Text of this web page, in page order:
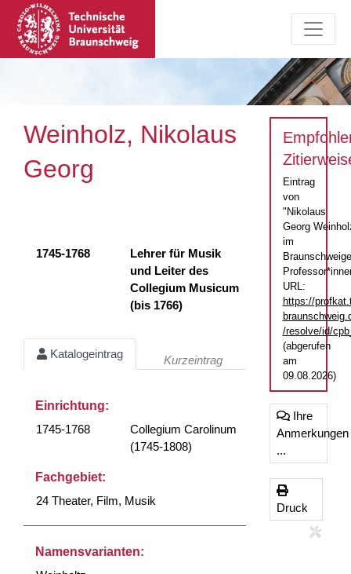
Weinholz, Nikolaus
Georg
1745-1768
Lehrer für Musik
und Leiter des
Collegium Musicum
(bis 1766)
Katalogeintrag Kurzeintrag
Einrichtung:
1745-1768
Collegium Carolinum
(1745-1808)
Fachgebiet:
24 Theater, Film, Musik
Namensvarianten:
Eintrag
von
"Nikolaus
Georg
im
URL:
https://
/resolve/id/
(abgerufen
am
09.08.2026)
Ihre
Anmerkungen
...
Druck